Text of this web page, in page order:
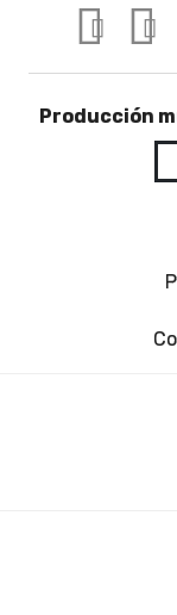
Producción